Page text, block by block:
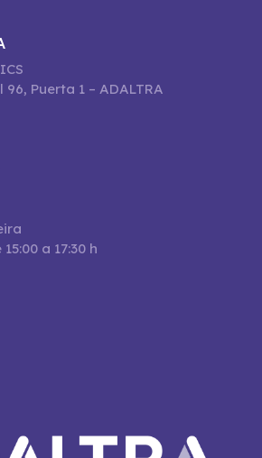
Puerta 1 – ADALTRA
a 17:30 h